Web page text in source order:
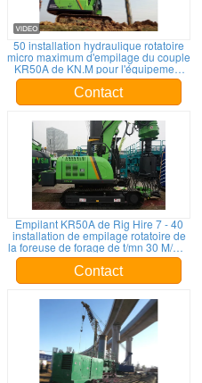
50 installation hydraulique rotatoire
micro maximum d'empilage du couple
KR50A de KN.M pour l'équipement
de pile de trou ennuyé par 24m
Contact
Empilant KR50A de Rig Hire 7 - 40
installation de empilage rotatoire de
la foreuse de forage de t/mn 30 M/Min
Main Winch Line Speed
Contact